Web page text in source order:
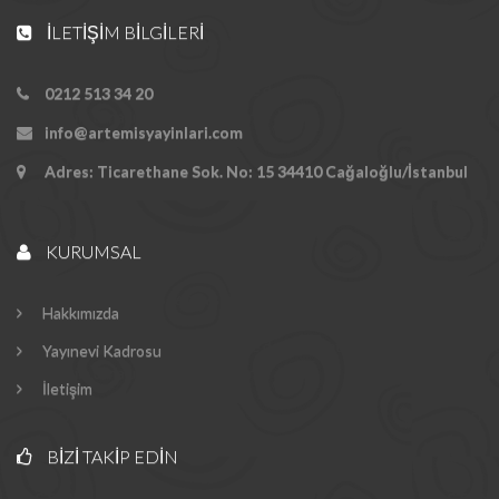
İLETIŞIM BILGILERI
0212 513 34 20
info@artemisyayinlari.com
Adres: Ticarethane Sok. No: 15 34410 Cağaloğlu/İstanbul
KURUMSAL
Hakkımızda
Yayınevi Kadrosu
İletişim
BIZI TAKIP EDIN